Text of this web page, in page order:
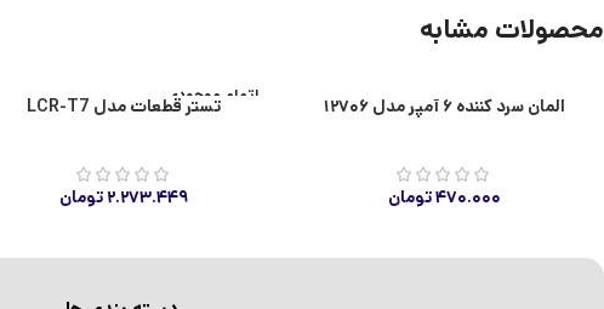
محصولات مشابه
المان سرد کننده ۶ آمپر مدل ۱۲۷۰۶
۴۷۰.۰۰۰تومان
اتمام موجودی
تستر قطعات مدل LCR-T7
۲.۲۷۳.۴۴۹ تومان